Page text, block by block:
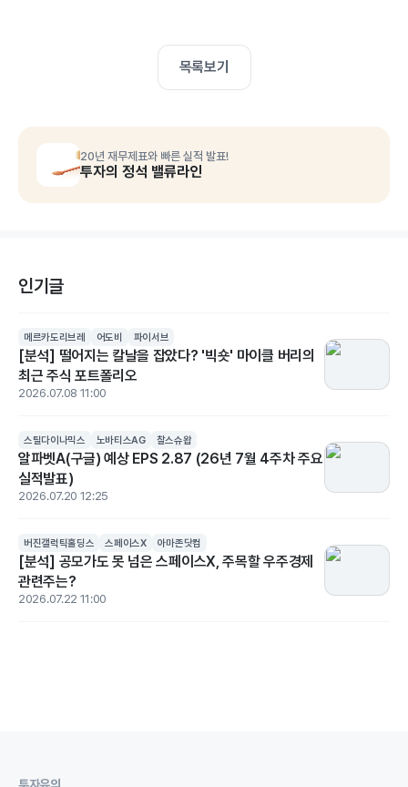
목록보기
20년 재무제표와 빠른 실적 발표!
투자의 정석 밸류라인
인기글
메르카도리브레 어도비 파이서브
[분석] 떨어지는 칼날을 잡았다? '빅숏' 마이클 버리의
최근 주식 포트폴리오
2026.07.08 11:00
스틸다이나믹스 노바티스AG 찰스슈왑
알파벳A(구글) 예상 EPS 2.87 (26년 7월 4주차 주요
실적발표)
2026.07.20 12:25
버진갤럭틱홀딩스 스페이스X 아마존닷컴
[분석] 공모가도 못 넘은 스페이스X, 주목할 우주경제
관련주는?
2026.07.22 11:00